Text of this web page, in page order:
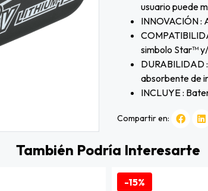
usuario puede
INNOVACIÓN :
simbolo Star™
DURABILIDAD
absorbente de
INCLUYE :
Compartir en:
También Podría Interesarte
-15%